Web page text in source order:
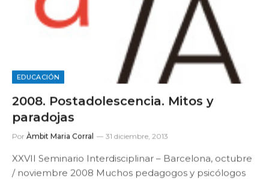
EDUCACIÓN
2008. Postadolescencia. Mitos y
paradojas
Por Àmbit Maria Corral 31 diciembre, 2013
XXVII Seminario Interdisciplinar – Barcelona, octubre
/ noviembre 2008 Muchos pedagogos y psicólogos